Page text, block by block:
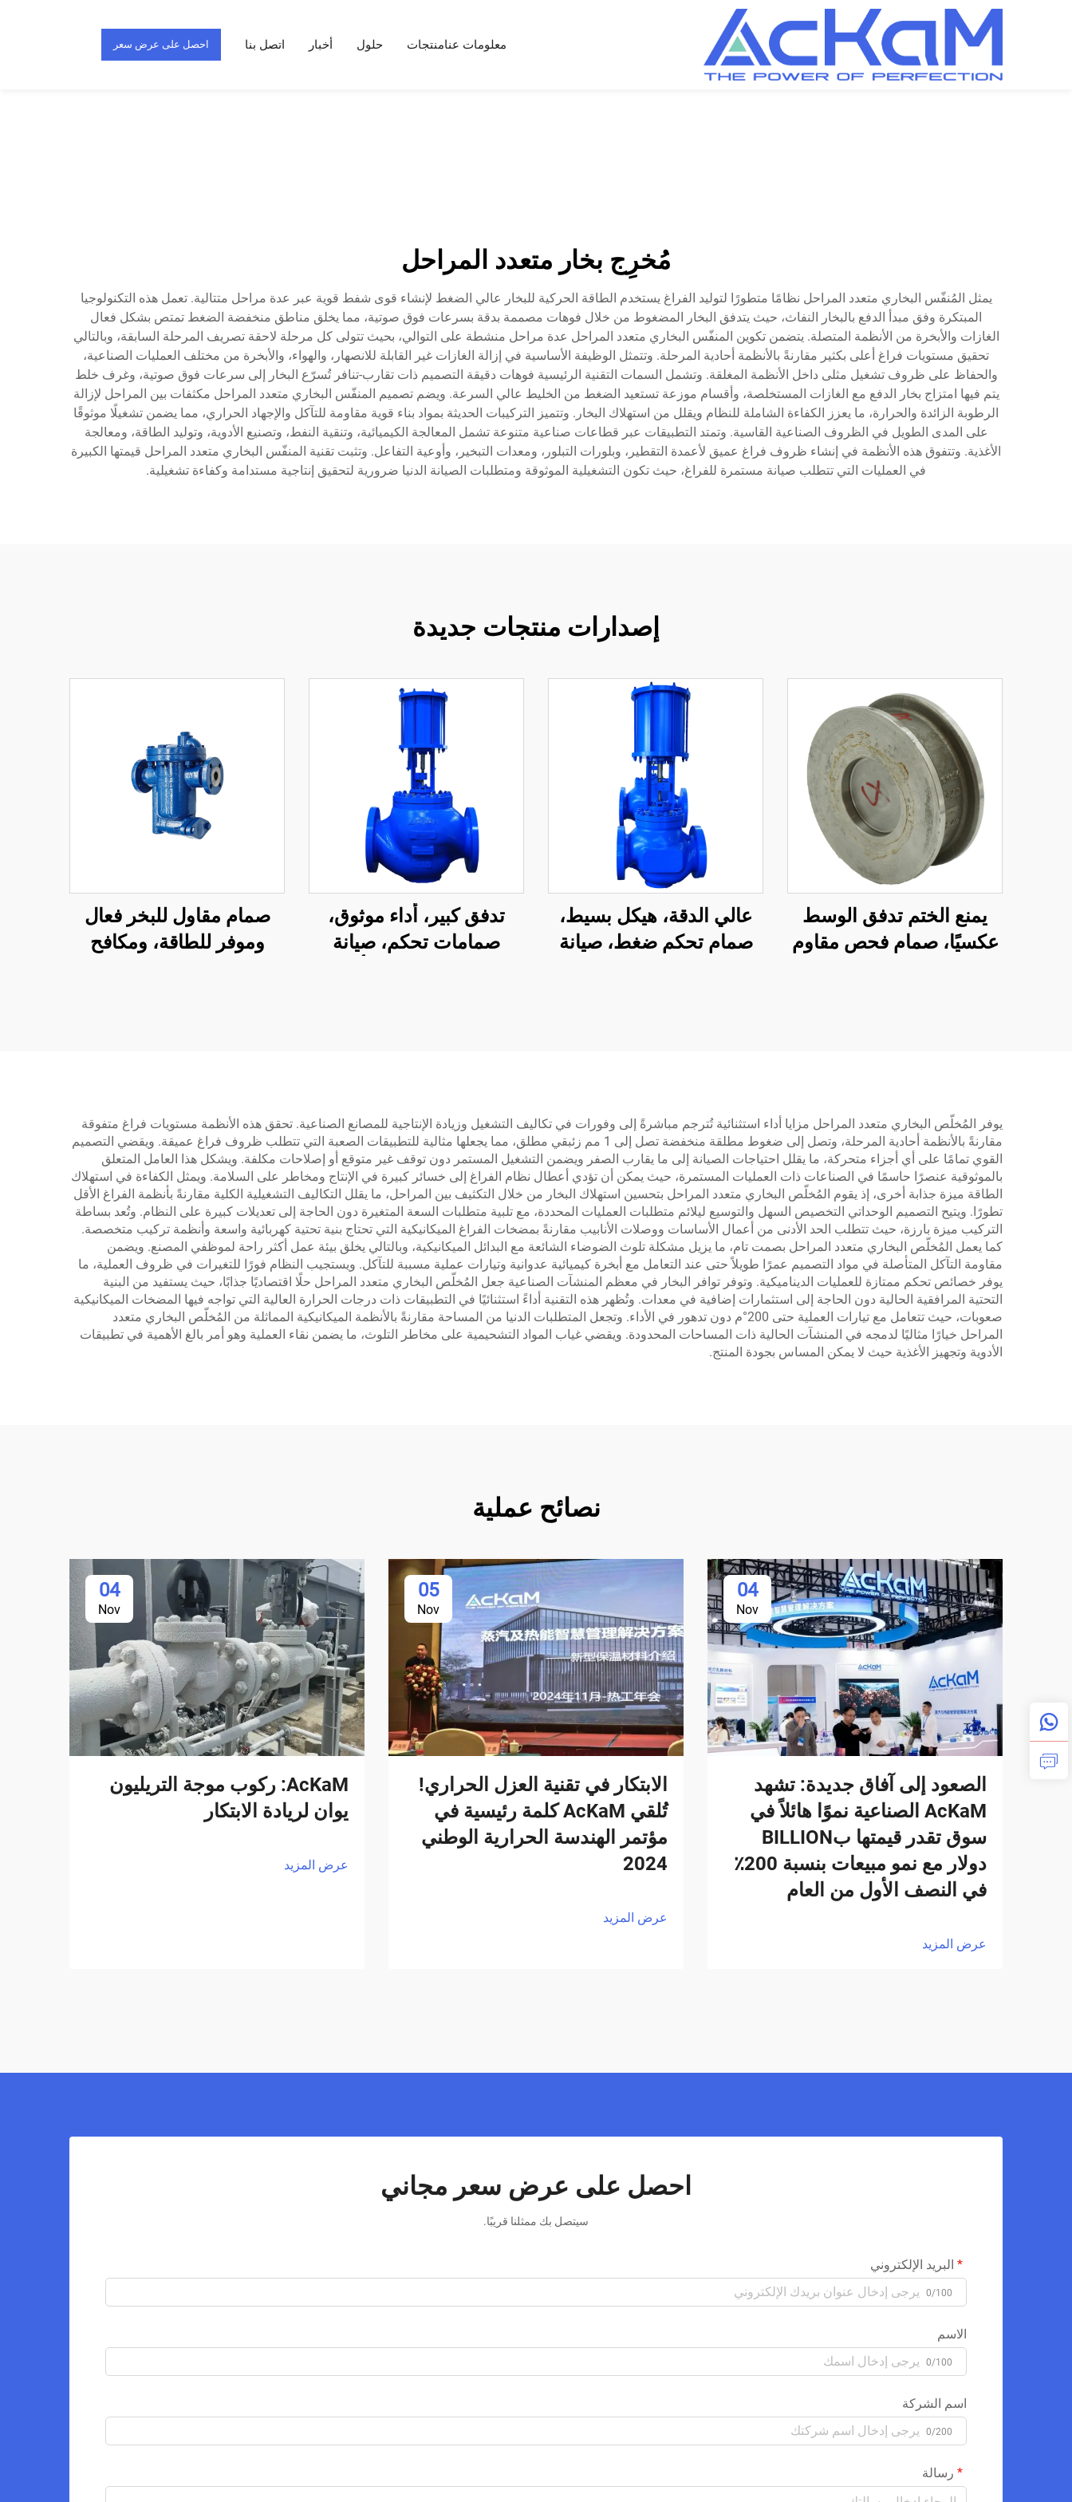
معلومات عنامنتجات حلول أخبار اتصل بنا احصل على عرض سعر
مُخرِج بخار متعدد المراحل
يمثل المُنفّس البخاري متعدد المراحل نظامًا متطورًا لتوليد الفراغ يستخدم الطاقة الحركية للبخار عالي الضغط لإنشاء قوى شفط قوية عبر عدة مراحل متتالية. تعمل هذه التكنولوجيا
المبتكرة وفق مبدأ الدفع بالبخار النفاث، حيث يتدفق البخار المضغوط من خلال فوهات مصممة بدقة بسرعات فوق صوتية، مما يخلق مناطق منخفضة الضغط تمتص بشكل فعال
الغازات والأبخرة من الأنظمة المتصلة. يتضمن تكوين المنفّس البخاري متعدد المراحل عدة مراحل منشطة على التوالي، بحيث تتولى كل مرحلة لاحقة تصريف المرحلة السابقة، وبالتالي
تحقيق مستويات فراغ أعلى بكثير مقارنةً بالأنظمة أحادية المرحلة. وتتمثل الوظيفة الأساسية في إزالة الغازات غير القابلة للانصهار، والهواء، والأبخرة من مختلف العمليات الصناعية،
والحفاظ على ظروف تشغيل مثلى داخل الأنظمة المغلقة. وتشمل السمات التقنية الرئيسية فوهات دقيقة التصميم ذات تقارب-تنافر تُسرّع البخار إلى سرعات فوق صوتية، وغرف خلط
يتم فيها امتزاج بخار الدفع مع الغازات المستخلصة، وأقسام موزعة تستعيد الضغط من الخليط عالي السرعة. ويضم تصميم المنفّس البخاري متعدد المراحل مكثفات بين المراحل لإزالة
الرطوبة الزائدة والحرارة، ما يعزز الكفاءة الشاملة للنظام ويقلل من استهلاك البخار. وتتميز التركيبات الحديثة بمواد بناء قوية مقاومة للتآكل والإجهاد الحراري، مما يضمن تشغيلًا موثوقًا
على المدى الطويل في الظروف الصناعية القاسية. وتمتد التطبيقات عبر قطاعات صناعية متنوعة تشمل المعالجة الكيميائية، وتنقية النفط، وتصنيع الأدوية، وتوليد الطاقة، ومعالجة
الأغذية. وتتفوق هذه الأنظمة في إنشاء ظروف فراغ عميق لأعمدة التقطير، وبلورات التبلور، ومعدات التبخير، وأوعية التفاعل. وتثبت تقنية المنفّس البخاري متعدد المراحل قيمتها الكبيرة
في العمليات التي تتطلب صيانة مستمرة للفراغ، حيث تكون التشغيلية الموثوقة ومتطلبات الصيانة الدنيا ضرورية لتحقيق إنتاجية مستدامة وكفاءة تشغيلية.
إصدارات منتجات جديدة
يمنع الختم تدفق الوسط
عكسيًا، صمام فحص مقاوم
عالي الدقة، هيكل بسيط،
صمام تحكم ضغط، صيانة
تدفق كبير، أداء موثوق،
صمامات تحكم، صيانة
صمام مقاول للبخر فعال
وموفر للطاقة، ومكافح
يوفر المُخلّص البخاري متعدد المراحل مزايا أداء استثنائية تُترجم مباشرةً إلى وفورات في تكاليف التشغيل وزيادة الإنتاجية للمصانع الصناعية. تحقق هذه الأنظمة مستويات فراغ متفوقة
مقارنةً بالأنظمة أحادية المرحلة، وتصل إلى ضغوط مطلقة منخفضة تصل إلى 1 مم زئبقي مطلق، مما يجعلها مثالية للتطبيقات الصعبة التي تتطلب ظروف فراغ عميقة. ويقضي التصميم
القوي تمامًا على أي أجزاء متحركة، ما يقلل احتياجات الصيانة إلى ما يقارب الصفر ويضمن التشغيل المستمر دون توقف غير متوقع أو إصلاحات مكلفة. ويشكل هذا العامل المتعلق
بالموثوقية عنصرًا حاسمًا في الصناعات ذات العمليات المستمرة، حيث يمكن أن تؤدي أعطال نظام الفراغ إلى خسائر كبيرة في الإنتاج ومخاطر على السلامة. ويمثل الكفاءة في استهلاك
الطاقة ميزة جذابة أخرى، إذ يقوم المُخلّص البخاري متعدد المراحل بتحسين استهلاك البخار من خلال التكثيف بين المراحل، ما يقلل التكاليف التشغيلية الكلية مقارنةً بأنظمة الفراغ الأقل
تطورًا. ويتيح التصميم الوحداتي التخصيص السهل والتوسيع ليلائم متطلبات العمليات المحددة، مع تلبية متطلبات السعة المتغيرة دون الحاجة إلى تعديلات كبيرة على النظام. وتُعد بساطة
التركيب ميزة بارزة، حيث تتطلب الحد الأدنى من أعمال الأساسات ووصلات الأنابيب مقارنةً بمضخات الفراغ الميكانيكية التي تحتاج بنية تحتية كهربائية واسعة وأنظمة تركيب متخصصة.
كما يعمل المُخلّص البخاري متعدد المراحل بصمت تام، ما يزيل مشكلة تلوث الضوضاء الشائعة مع البدائل الميكانيكية، وبالتالي يخلق بيئة عمل أكثر راحة لموظفي المصنع. ويضمن
مقاومة التآكل المتأصلة في مواد التصميم عمرًا طويلاً حتى عند التعامل مع أبخرة كيميائية عدوانية وتيارات عملية مسببة للتآكل. ويستجيب النظام فورًا للتغيرات في ظروف العملية، ما
يوفر خصائص تحكم ممتازة للعمليات الديناميكية. وتوفر توافر البخار في معظم المنشآت الصناعية جعل المُخلّص البخاري متعدد المراحل حلًا اقتصاديًا جذابًا، حيث يستفيد من البنية
التحتية المرافقية الحالية دون الحاجة إلى استثمارات إضافية في معدات. وتُظهر هذه التقنية أداءً استثنائيًا في التطبيقات ذات درجات الحرارة العالية التي تواجه فيها المضخات الميكانيكية
صعوبات، حيث تتعامل مع تيارات العملية حتى 200°م دون تدهور في الأداء. وتجعل المتطلبات الدنيا من المساحة مقارنةً بالأنظمة الميكانيكية المماثلة من المُخلّص البخاري متعدد
المراحل خيارًا مثاليًا لدمجه في المنشآت الحالية ذات المساحات المحدودة. ويقضي غياب المواد التشحيمية على مخاطر التلوث، ما يضمن نقاء العملية وهو أمر بالغ الأهمية في تطبيقات
الأدوية وتجهيز الأغذية حيث لا يمكن المساس بجودة المنتج.
نصائح عملية
04
Nov
الصعود إلى آفاق جديدة: تشهد
AcKaM الصناعية نموًا هائلاً في
سوق تقدر قيمتها بBILLION
دولار مع نمو مبيعات بنسبة 200٪
في النصف الأول من العام
عرض المزيد
05
Nov
الابتكار في تقنية العزل الحراري!
تُلقي AcKaM كلمة رئيسية في
مؤتمر الهندسة الحرارية الوطني
2024
عرض المزيد
04
Nov
AcKaM: ركوب موجة التريليون
يوان لريادة الابتكار
عرض المزيد
احصل على عرض سعر مجاني
سيتصل بك ممثلنا قريبًا.
البريد الإلكتروني
0/100
الاسم
0/100
اسم الشركة
0/200
رسالة